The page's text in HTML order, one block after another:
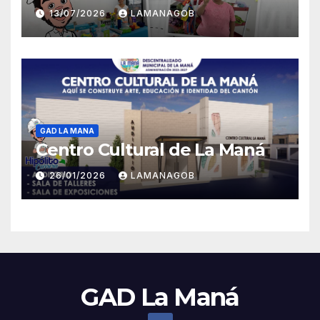
13/07/2026 LAMANAGOB
GAD LA MANA
Centro Cultural de La Maná
26/01/2026 LAMANAGOB
GAD La Maná